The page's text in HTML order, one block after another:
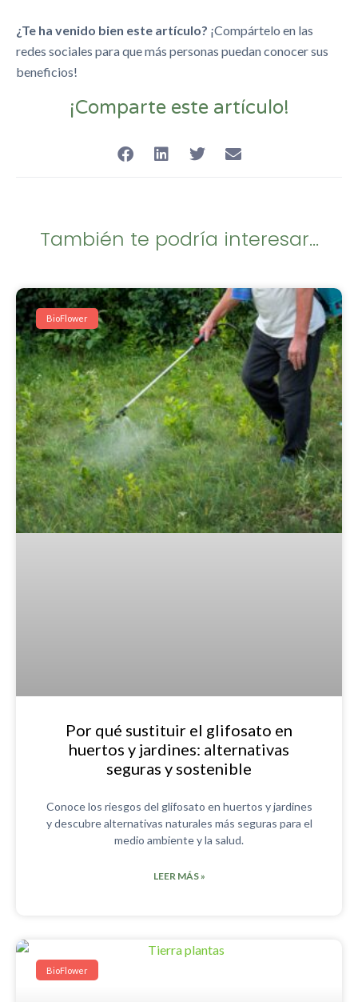
¿Te ha venido bien este artículo? ¡Compártelo en las
redes sociales para que más personas puedan conocer sus
beneficios!
¡Comparte este artículo!
También te podría interesar...
BioFlower
Por qué sustituir el glifosato en
huertos y jardines: alternativas
seguras y sostenible
Conoce los riesgos del glifosato en huertos y jardines
y descubre alternativas naturales más seguras para el
medio ambiente y la salud.
LEER MÁS »
BioFlower